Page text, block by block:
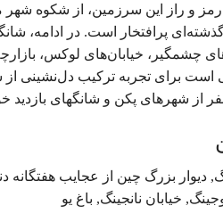
رمز و راز این سرزمین، از شکوه
پرافتخار است. در ادامه،
خیابان‌های لوکس،
است برای تجربه ترکیب دل‌نشینی
از شهرهای پکن و شانگهای بازدید
بزرگ چین از عجایب هفتگانه
خیابان نانجینگ, باغ یو